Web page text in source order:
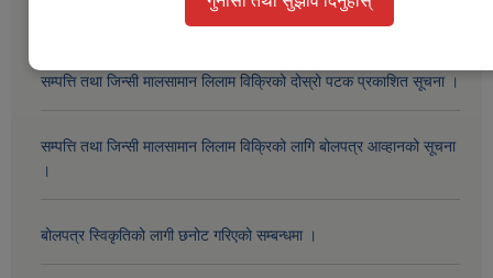
सार्वजनिक खरीद / बोलपत्र सूचना
सम्पत्ति तथा जिन्सी मालसामान लिलाम विक्रिको दोस्रो पटक प्रकाशित सूचना ।
सम्पत्ति तथा जिन्सी मालसामान लिलाम विक्रिको लागि बोलपत्र आव्हानको सूचना
।
बोलपत्र स्विकृतिको लागी छनोट गरिएको सम्बन्धमा ।